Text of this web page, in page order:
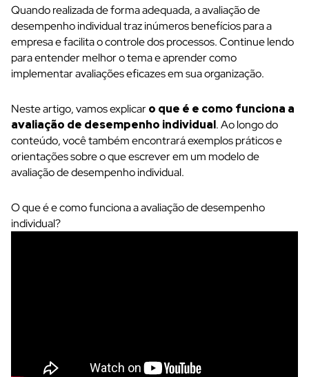
Quando realizada de forma adequada, a avaliação de
desempenho individual traz inúmeros benefícios para a
empresa e facilita o controle dos processos. Continue lendo
para entender melhor o tema e aprender como
implementar avaliações eficazes em sua organização.
Neste artigo, vamos explicaro que é e como funciona a
avaliação de desempenho individual. Ao longo do
conteúdo, você também encontrará exemplos práticos e
orientações sobre o que escrever em um modelo de
avaliação de desempenho individual.
O que é e como funciona a avaliação de desempenho
individual?